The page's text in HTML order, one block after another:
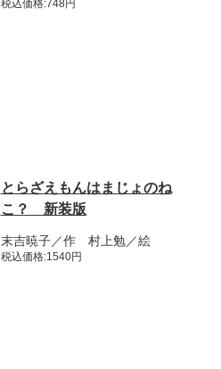
税込価格:748円
とらざえもんはまじょのね
こ？ 新装版
末吉暁子／作 村上勉／絵
税込価格:1540円